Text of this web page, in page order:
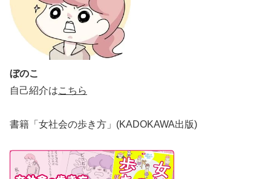
ぼのこ
自己紹介はこちら
書籍「女社会の歩き方」(KADOKAWA出版)